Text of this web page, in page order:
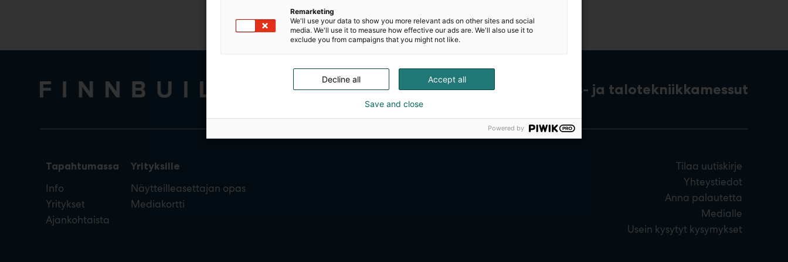
Kansainväliset rakennus- ja talotekniikkamessut
Tapahtumassa
Info
Yritykset
Ajankohtaista
Yrityksille
Näytteilleasettajan opas
Mediakortti
Tilaa uutiskirje
Yhteystiedot
Anna palautetta
Medialle
Usein kysytyt kysymykset
Remarketing
We'll use your data to show you more relevant ads on other sites and social
media. We'll use it to measure how effective our ads are. We'll also use it to
exclude you from campaigns that you might not like.
Accept all
Decline all
Save and close
Powered by